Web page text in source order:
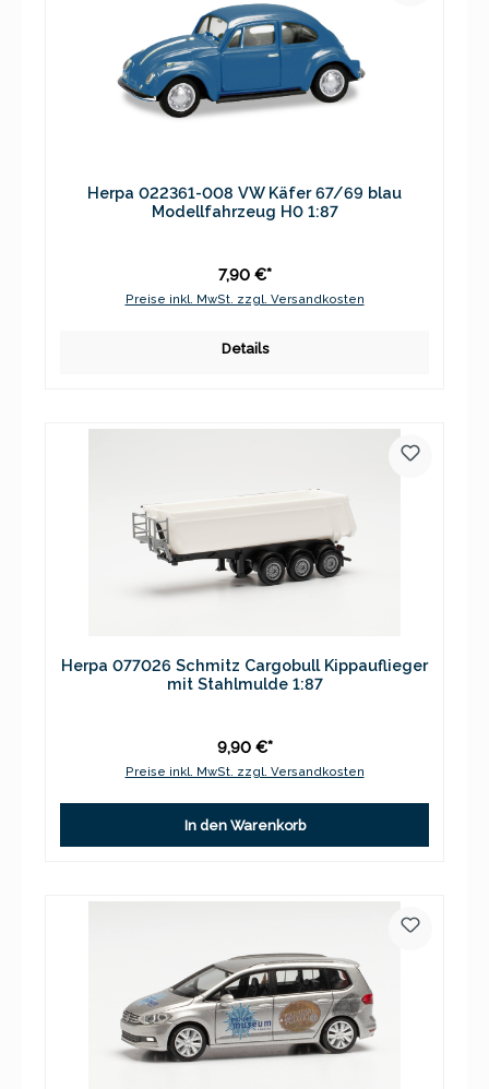
Herpa 022361-008 VW Käfer 67/69 blau
Modellfahrzeug H0 1:87
7,90 €*
Preise inkl. MwSt. zzgl. Versandkosten
Details
Herpa 077026 Schmitz Cargobull Kippauflieger
mit Stahlmulde 1:87
9,90 €*
Preise inkl. MwSt. zzgl. Versandkosten
In den Warenkorb